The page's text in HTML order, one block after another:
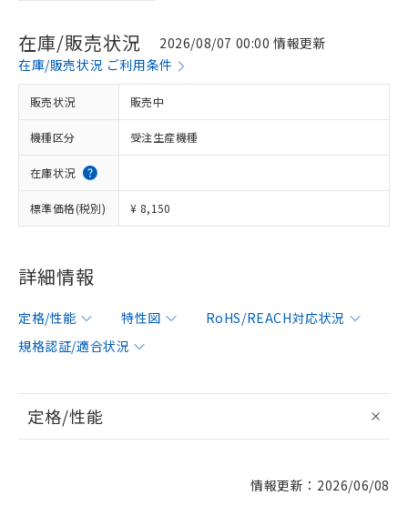
在庫/販売状況
2026/08/07 00:00 情報更新
在庫/販売状況 ご利用条件
販売状況 販売中
機種区分 受注生産機種
在庫状況
標準価格(税別) ¥ 8,150
詳細情報
定格/性能 特性図
RoHS/REACH対応状況
規格認証/適合状況
定格/性能
情報更新：2026/06/08